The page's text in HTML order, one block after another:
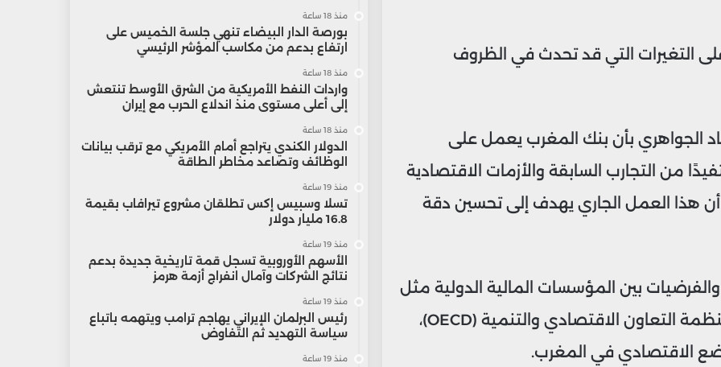
التغيرات التي قد تحدث في الظروف
الجواهري بأن بنك المغرب يعمل على
من التجارب السابقة والأزمات الاقتصادية
العالم منذ عام 2008. وأكد أن هذا العمل الجاري يهدف إلى تحسين دقة
بين المؤسسات المالية الدولية مثل
البنك الدولي، وصندوق النقد الدولي، ومنظمة التعاون الاقتصادي والتنمية (OECD)،
الاقتصادي في المغرب.
منذ 18 ساعة
بورصة الدار البيضاء تنهي جلسة الخميس على
ارتفاع بدعم من مكاسب المؤشر الرئيسي
منذ 18 ساعة
واردات النفط الأمريكية من الشرق الأوسط تنتعش
إلى أعلى مستوى منذ اندلاع الحرب مع إيران
منذ 18 ساعة
الدولار الكندي يتراجع أمام الأمريكي مع ترقب بيانات
الوظائف وتصاعد مخاطر الطاقة
منذ 19 ساعة
تسلا وسبيس إكس تطلقان مشروع تيرافاب بقيمة
16.8 مليار دولار
منذ 19 ساعة
الأسهم الأوروبية تسجل قمة تاريخية جديدة بدعم
نتائج الشركات وآمال انفراج أزمة هرمز
منذ 19 ساعة
رئيس البرلمان الإيراني يهاجم ترامب ويتهمه باتباع
سياسة التهديد ثم التفاوض
منذ 19 ساعة